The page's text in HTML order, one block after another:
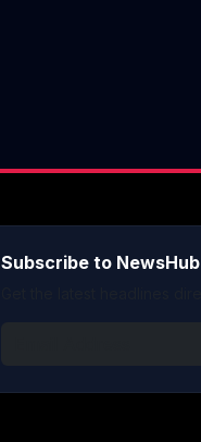
Subscribe to NewsHub